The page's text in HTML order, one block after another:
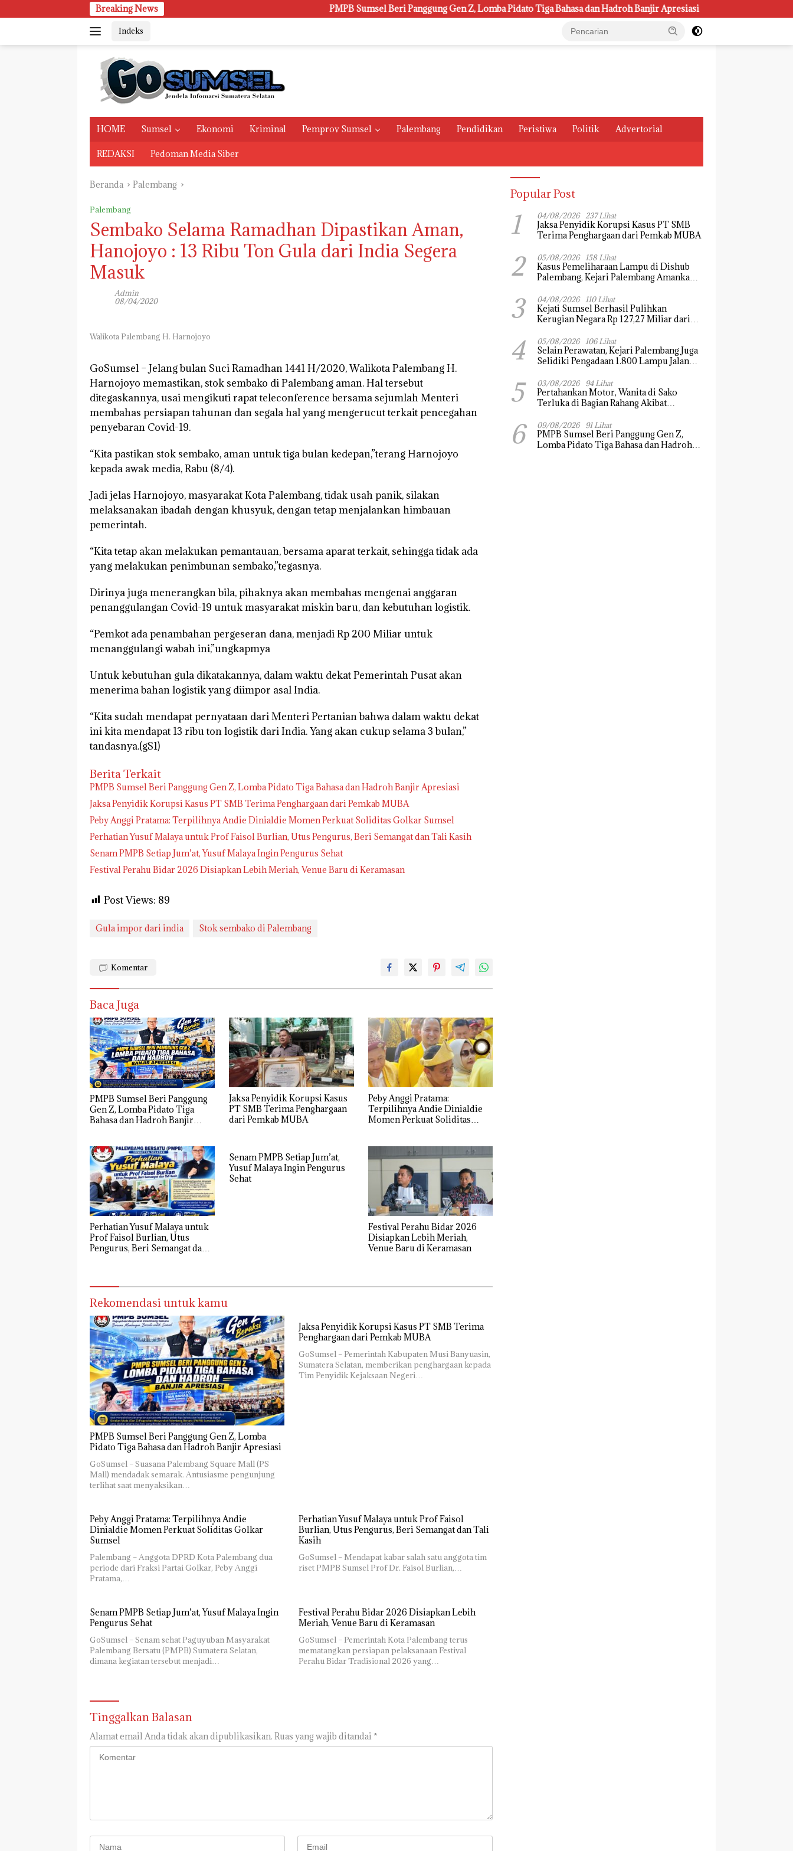
ke
Breaking News PMPB Sumsel Beri Panggung Gen Z, Lomba Pidato Tiga Bahasa dan Hadroh Banjir Apresiasi Rumah Sehat Lansia Pos
Indeks
HOME Sumsel Ekonomi Kriminal Pemprov Sumsel Palembang Pendidikan Peristiwa Politik Advertorial
REDAKSI Pedoman Media Siber
Beranda Palembang
Palembang
Sembako Selama Ramadhan Dipastikan Aman,
Hanojoyo : 13 Ribu Ton Gula dari India Segera
Masuk
Admin
08/04/2020
Walikota Palembang H. Harnojoyo
GoSumsel – Jelang bulan Suci Ramadhan 1441 H/2020, Walikota Palembang H.
Harnojoyo memastikan, stok sembako di Palembang aman. Hal tersebut
ditegaskannya, usai mengikuti rapat teleconference bersama sejumlah Menteri
membahas persiapan tahunan dan segala hal yang mengerucut terkait pencegahan
penyebaran Covid-19.
“Kita pastikan stok sembako, aman untuk tiga bulan kedepan,”terang Harnojoyo
kepada awak media, Rabu (8/4).
Jadi jelas Harnojoyo, masyarakat Kota Palembang, tidak usah panik, silakan
melaksanakan ibadah dengan khusyuk, dengan tetap menjalankan himbauan
pemerintah.
“Kita tetap akan melakukan pemantauan, bersama aparat terkait, sehingga tidak ada
yang melakukan penimbunan sembako,”tegasnya.
Dirinya juga menerangkan bila, pihaknya akan membahas mengenai anggaran
penanggulangan Covid-19 untuk masyarakat miskin baru, dan kebutuhan logistik.
“Pemkot ada penambahan pergeseran dana, menjadi Rp 200 Miliar untuk
menanggulangi wabah ini,”ungkapmya
Untuk kebutuhan gula dikatakannya, dalam waktu dekat Pemerintah Pusat akan
menerima bahan logistik yang diimpor asal India.
“Kita sudah mendapat pernyataan dari Menteri Pertanian bahwa dalam waktu dekat
ini kita mendapat 13 ribu ton logistik dari India. Yang akan cukup selama 3 bulan,”
tandasnya.(gS1)
Berita Terkait
PMPB Sumsel Beri Panggung Gen Z, Lomba Pidato Tiga Bahasa dan Hadroh Banjir Apresiasi
Jaksa Penyidik Korupsi Kasus PT SMB Terima Penghargaan dari Pemkab MUBA
Peby Anggi Pratama: Terpilihnya Andie Dinialdie Momen Perkuat Soliditas Golkar Sumsel
Perhatian Yusuf Malaya untuk Prof Faisol Burlian, Utus Pengurus, Beri Semangat dan Tali Kasih
Senam PMPB Setiap Jum’at, Yusuf Malaya Ingin Pengurus Sehat
Festival Perahu Bidar 2026 Disiapkan Lebih Meriah, Venue Baru di Keramasan
Post Views: 89
Gula impor dari india Stok sembako di Palembang
Komentar
Baca Juga
PMPB Sumsel Beri Panggung
Gen Z, Lomba Pidato Tiga
Bahasa dan Hadroh Banjir
Jaksa Penyidik Korupsi Kasus
PT SMB Terima Penghargaan
dari Pemkab MUBA
Peby Anggi Pratama:
Terpilihnya Andie Dinialdie
Momen Perkuat Soliditas
Perhatian Yusuf Malaya untuk
Prof Faisol Burlian, Utus
Pengurus, Beri Semangat dan
Senam PMPB Setiap Jum’at,
Yusuf Malaya Ingin Pengurus
Sehat
Festival Perahu Bidar 2026
Disiapkan Lebih Meriah,
Venue Baru di Keramasan
Rekomendasi untuk kamu
PMPB Sumsel Beri Panggung Gen Z, Lomba
Pidato Tiga Bahasa dan Hadroh Banjir Apresiasi
GoSumsel – Suasana Palembang Square Mall (PS
Mall) mendadak semarak. Antusiasme pengunjung
terlihat saat menyaksikan…
Jaksa Penyidik Korupsi Kasus PT SMB Terima
Penghargaan dari Pemkab MUBA
GoSumsel – Pemerintah Kabupaten Musi Banyuasin,
Sumatera Selatan, memberikan penghargaan kepada
Tim Penyidik Kejaksaan Negeri…
Peby Anggi Pratama: Terpilihnya Andie
Dinialdie Momen Perkuat Soliditas Golkar
Sumsel
Palembang – Anggota DPRD Kota Palembang dua
periode dari Fraksi Partai Golkar, Peby Anggi
Pratama,…
Perhatian Yusuf Malaya untuk Prof Faisol
Burlian, Utus Pengurus, Beri Semangat dan Tali
Kasih
GoSumsel – Mendapat kabar salah satu anggota tim
riset PMPB Sumsel Prof Dr. Faisol Burlian,…
Senam PMPB Setiap Jum’at, Yusuf Malaya Ingin
Pengurus Sehat
GoSumsel – Senam sehat Paguyuban Masyarakat
Palembang Bersatu (PMPB) Sumatera Selatan,
dimana kegiatan tersebut menjadi…
Festival Perahu Bidar 2026 Disiapkan Lebih
Meriah, Venue Baru di Keramasan
GoSumsel – Pemerintah Kota Palembang terus
mematangkan persiapan pelaksanaan Festival
Perahu Bidar Tradisional 2026 yang…
Tinggalkan Balasan
Alamat email Anda tidak akan dipublikasikan. Ruas yang wajib ditandai *
Popular Post
1 04/08/2026 237 Lihat
Jaksa Penyidik Korupsi Kasus PT SMB
Terima Penghargaan dari Pemkab MUBA
2 05/08/2026 158 Lihat
Kasus Pemeliharaan Lampu di Dishub
Palembang, Kejari Palembang Amankan
Perhiasan
3 04/08/2026 110 Lihat
Kejati Sumsel Berhasil Pulihkan
Kerugian Negara Rp 127,27 Miliar dari
4 05/08/2026 106 Lihat
Selain Perawatan, Kejari Palembang Juga
Selidiki Pengadaan 1.800 Lampu Jalan
5 03/08/2026 94 Lihat
Pertahankan Motor, Wanita di Sako
Terluka di Bagian Rahang Akibat
6 09/08/2026 91 Lihat
PMPB Sumsel Beri Panggung Gen Z,
Lomba Pidato Tiga Bahasa dan Hadroh